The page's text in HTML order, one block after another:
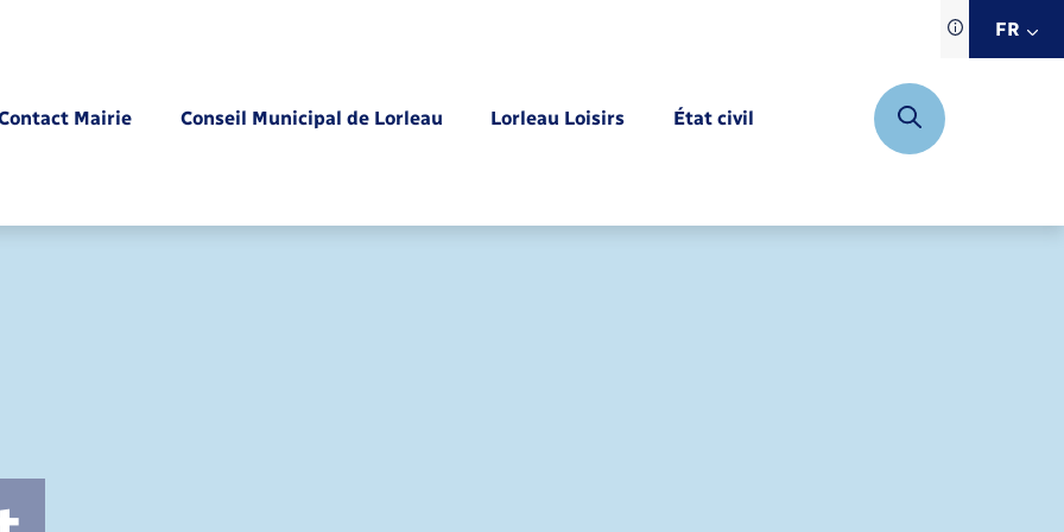
Traduction
siteFR
Mairie Conseil Municipal de Lorleau Lorleau Loisirs État civil